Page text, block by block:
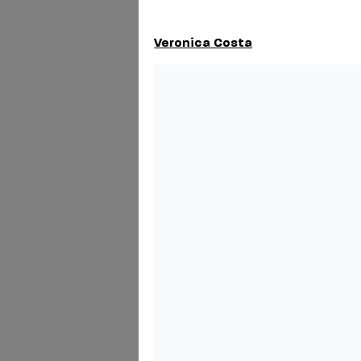
Veronica Costa